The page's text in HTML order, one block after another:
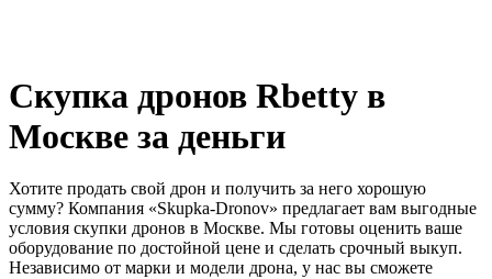
Скупка дронов Rbetty в
Москве за деньги
Хотите продать свой дрон и получить за него хорошую
сумму? Компания «Skupka-Dronov» предлагает вам выгодные
условия скупки дронов в Москве. Мы готовы оценить ваше
оборудование по достойной цене и сделать срочный выкуп.
Независимо от марки и модели дрона, у нас вы сможете